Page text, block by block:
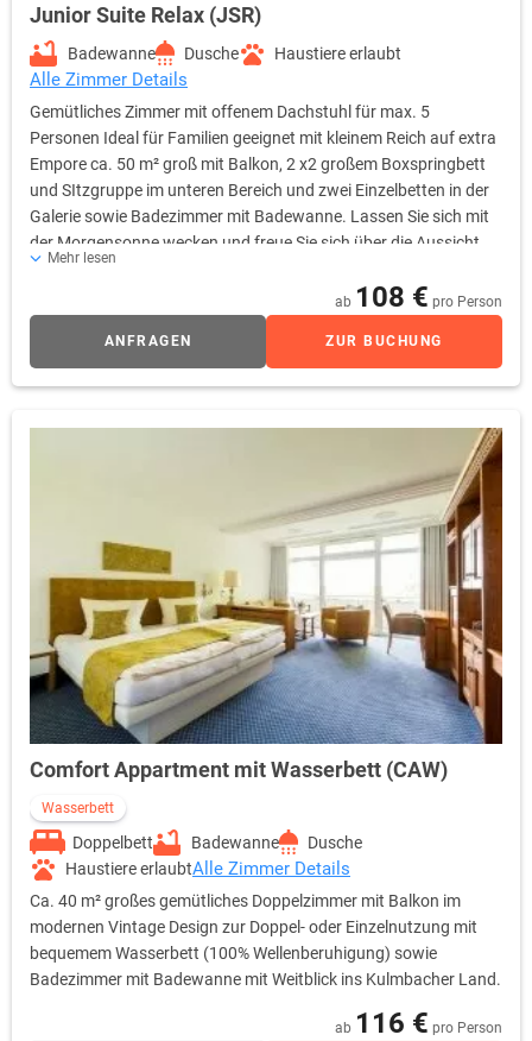
Junior Suite Relax (JSR)
Badewanne Dusche Haustiere erlaubt
Alle Zimmer Details
Gemütliches Zimmer mit offenem Dachstuhl für max. 5
Personen Ideal für Familien geeignet mit kleinem Reich auf extra
Empore ca. 50 m² groß mit Balkon, 2 x2 großem Boxspringbett
und SItzgruppe im unteren Bereich und zwei Einzelbetten in der
Galerie sowie Badezimmer mit Badewanne. Lassen Sie sich mit
der Morgensonne wecken und freue Sie sich über die Aussicht
auf den Kirschbaumgarten.
Mehr lesen
ab 108 € pro Person
ANFRAGEN ZUR BUCHUNG
Comfort Appartment mit Wasserbett (CAW)
Wasserbett
Doppelbett Badewanne
Dusche
Haustiere erlaubtAlle Zimmer Details
Ca. 40 m² großes gemütliches Doppelzimmer mit Balkon im
modernen Vintage Design zur Doppel- oder Einzelnutzung mit
bequemem Wasserbett (100% Wellenberuhigung) sowie
Badezimmer mit Badewanne mit Weitblick ins Kulmbacher Land.
ab 116 € pro Person